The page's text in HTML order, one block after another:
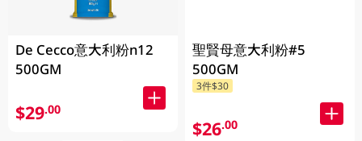
De Cecco意大利粉n12
500GM
$29.00
聖賢母意大利粉#5
500GM
3件$30
$26.00